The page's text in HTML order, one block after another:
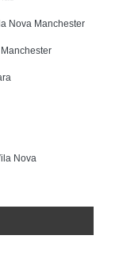
Nova Manchester
Nova